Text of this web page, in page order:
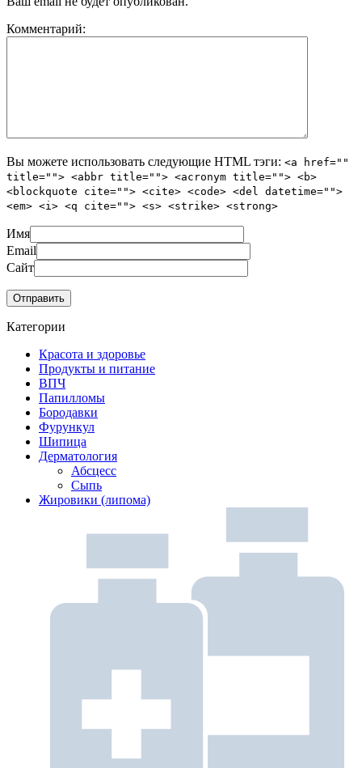
Комментарий:
Вы можете использовать следующие HTML тэги: <a href=""
title=""> <abbr title=""> <acronym title=""> <b>
<blockquote cite=""> <cite> <code> <del datetime="">
<em> <i> <q cite=""> <s> <strike> <strong>
Имя
Email
Сайт
Категории
Красота и здоровье
Продукты и питание
ВПЧ
Папилломы
Бородавки
Фурункул
Шипица
Дерматология
Абсцесс
Сыпь
Жировики (липома)